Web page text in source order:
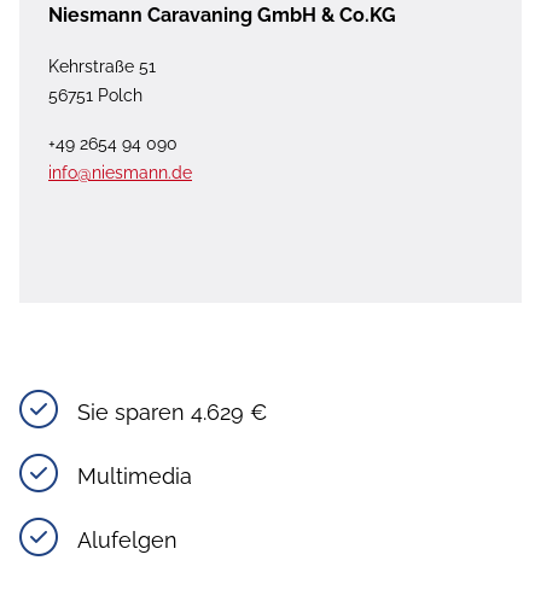
Niesmann Caravaning GmbH & Co.KG
Kehrstraße 51
56751 Polch
+49 2654 94 090
info@niesmann.de
Sie sparen 4.629 €
Multimedia
Alufelgen